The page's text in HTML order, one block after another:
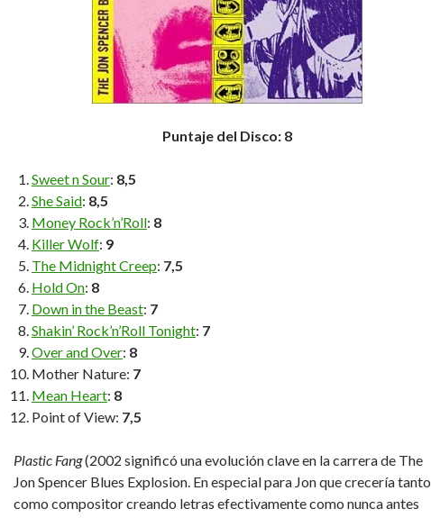
Puntaje del Disco: 8
Sweet n Sour: 8,5
She Said: 8,5
Money Rock’n’Roll: 8
Killer Wolf: 9
The Midnight Creep: 7,5
Hold On: 8
Down in the Beast: 7
Shakin’ Rock’n’Roll Tonight: 7
Over and Over: 8
Mother Nature: 7
Mean Heart: 8
Point of View: 7,5
Plastic Fang(2002 significó una evolución clave en la carrera de The
Jon Spencer Blues Explosion. En especial para Jon que crecería tanto
como compositor creando letras efectivamente como nunca antes